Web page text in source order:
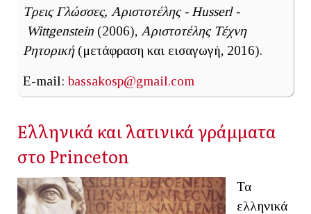
Τρεις Γλώσσες, Αριστοτέλης - Husserl -
Wittgenstein (2006), Αριστοτέλης Τέχνη
Ρητορική(μετάφραση και εισαγωγή, 2016).
E-mail:bassakosp@gmail.com
Ελληνικά και λατινικά γράμματα
στο Princeton
Τα
ελληνικά